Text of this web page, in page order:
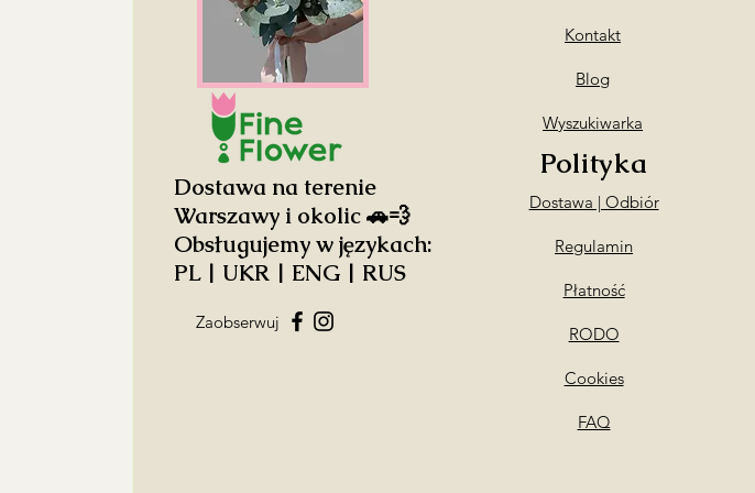
Dostawa na terenie
Warszawy i okolic 🚗💨
Obsługujemy w językach:
PL | UKR | ENG | RUS
Zaobserwuj
Kontakt
Blog
Wyszukiwarka
Polityka
Dostawa | Odbiór
Regulamin
Płatność
RODO
Cookies
FAQ